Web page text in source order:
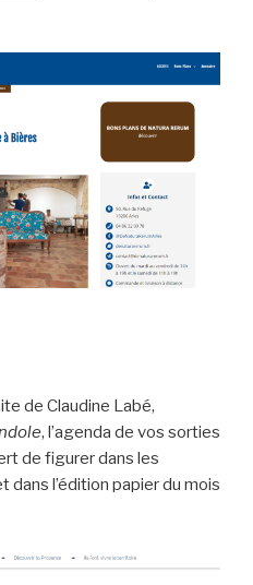
de Claudine Labé,
, l’agenda de vos sorties
de figurer dans les
dans l’édition papier du mois